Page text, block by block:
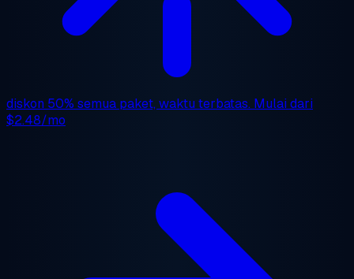
diskon 50% semua paket, waktu terbatas. Mulai dari
$2.48/mo